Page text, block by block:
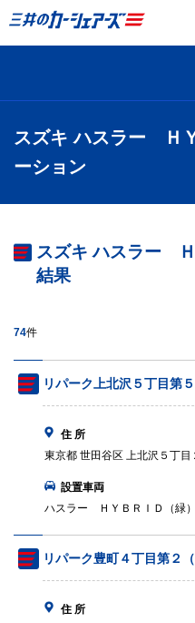
スズキ ハスラー Ｈ
ーション
スズキ ハスラー
結果
74件
リパーク上北沢５丁目第
住 所
東京都 世田谷区 上北沢５丁目
設置車両
ハスラー ＨＹＢＲＩＤ（緑
リパーク豊町４丁目第２（
住 所